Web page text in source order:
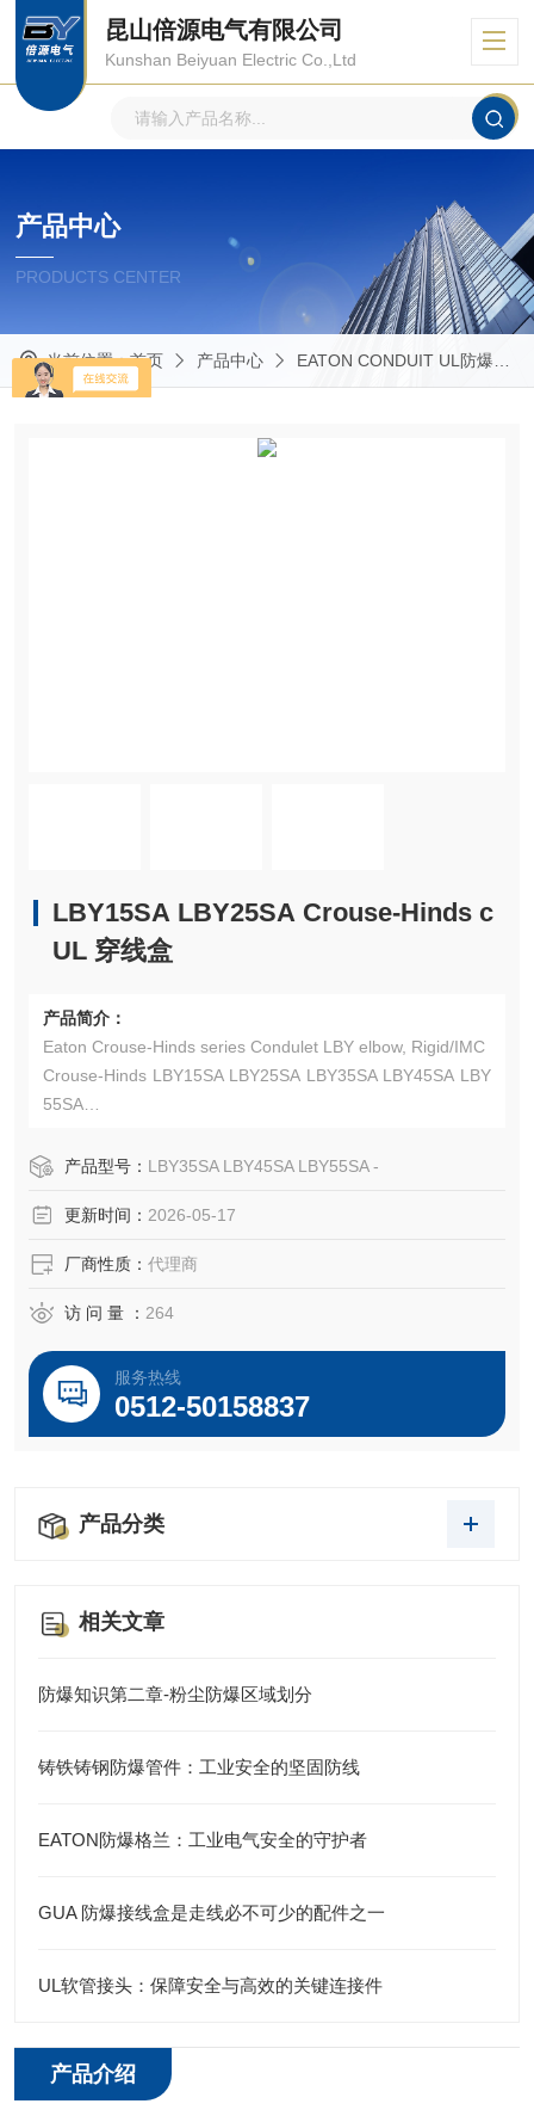
昆山倍源电气有限公司
Kunshan Beiyuan Electric Co.,Ltd
产品中心
PRODUCTS CENTER
当前位置：首页 产品中心 EATON CONDUIT UL防爆管件
LBY15SA LBY25SA Crouse-Hinds c
UL 穿线盒
产品简介：
Eaton Crouse-Hinds series Condulet LBY elbow, Rigid/IMC
Crouse-Hinds LBY15SA LBY25SA LBY35SA LBY45SA LBY
55SA
o.,Ltd产品型号： LBY35SA LBY45SA LBY55SA -
更新时间： 2026-05-17
厂商性质： 代理商
访 问 量 ： 264
服务热线
0512-50158837
产品分类
相关文章
防爆知识第二章-粉尘防爆区域划分
铸铁铸钢防爆管件：工业安全的坚固防线
EATON防爆格兰：工业电气安全的守护者
GUA 防爆接线盒是走线必不可少的配件之一
UL软管接头：保障安全与高效的关键连接件
产品介绍